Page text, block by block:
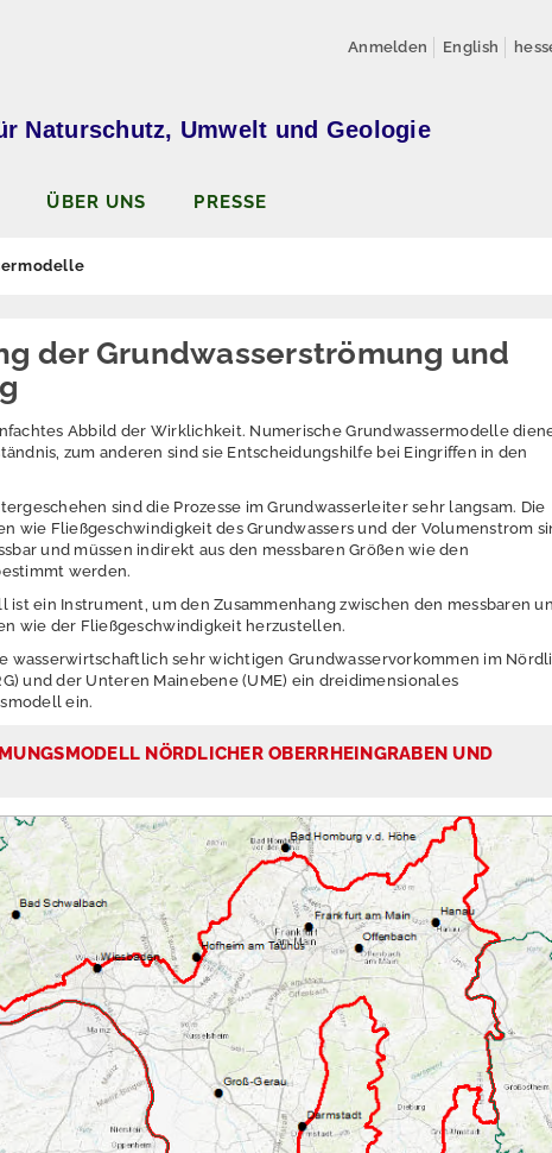
Anmelden English
Naturschutz, Umwelt und Geologie
ÜBER UNS PRESSE
der Grundwasserströmung und
Abbild der Wirklichkeit. Numerische Grundwassermodelle
zum anderen sind sie Entscheidungshilfe bei Eingriffen in den
sind die Prozesse im Grundwasserleiter sehr langsam. Die
wie Fließ­geschwindigkeit des Grundwassers und der Volumenstrom
und müssen indirekt aus den messbaren Größen wie den
werden.
ist ein Instrument, um den Zusammenhang zwischen den messbaren
wie der Fließgeschwindigkeit herzustellen.
wasserwirtschaftlich sehr wichtigen Grundwasservorkommen im
und der Unteren Mainebene (UME) ein dreidimensionales
ein.
NÖRDLICHER OBERRHEINGRABEN UND